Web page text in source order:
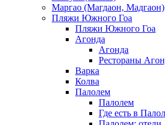
Маргао (Магдаон, Мадгаон)
Пляжи Южного Гоа
Пляжи Южного Гоа
Агонда
Агонда
Рестораны
Варка
Колва
Палолем
Палолем
Где есть в